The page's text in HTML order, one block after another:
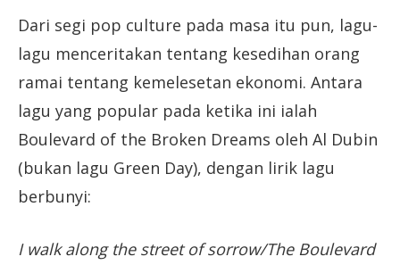
Dari segi pop culture pada masa itu pun, lagu-
lagu menceritakan tentang kesedihan orang
ramai tentang kemelesetan ekonomi. Antara
lagu yang popular pada ketika ini ialah
Boulevard of the Broken Dreams oleh Al Dubin
(bukan lagu Green Day), dengan lirik lagu
berbunyi:
I walk along the street of sorrow/The Boulevard